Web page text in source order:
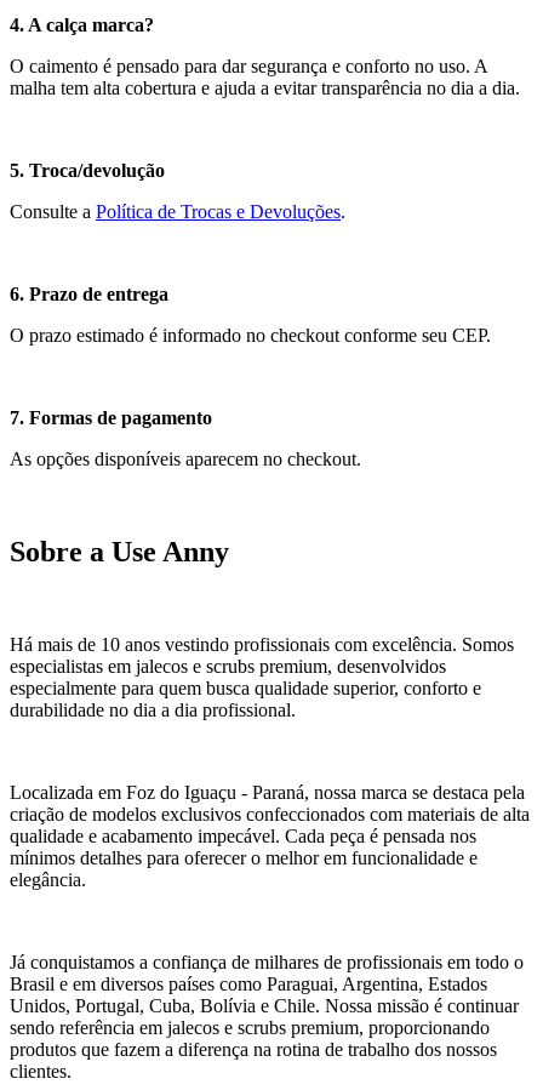
4. A calça marca?
O caimento é pensado para dar segurança e conforto no uso. A
malha tem alta cobertura e ajuda a evitar transparência no dia a dia.
5. Troca/devolução
Consulte a Política de Trocas e Devoluções.
6. Prazo de entrega
O prazo estimado é informado no checkout conforme seu CEP.
7. Formas de pagamento
As opções disponíveis aparecem no checkout.
Sobre a Use Anny
Há mais de 10 anos vestindo profissionais com excelência. Somos
especialistas em jalecos e scrubs premium, desenvolvidos
especialmente para quem busca qualidade superior, conforto e
durabilidade no dia a dia profissional.
Localizada em Foz do Iguaçu - Paraná, nossa marca se destaca pela
criação de modelos exclusivos confeccionados com materiais de alta
qualidade e acabamento impecável. Cada peça é pensada nos
mínimos detalhes para oferecer o melhor em funcionalidade e
elegância.
Já conquistamos a confiança de milhares de profissionais em todo o
Brasil e em diversos países como Paraguai, Argentina, Estados
Unidos, Portugal, Cuba, Bolívia e Chile. Nossa missão é continuar
sendo referência em jalecos e scrubs premium, proporcionando
produtos que fazem a diferença na rotina de trabalho dos nossos
clientes.